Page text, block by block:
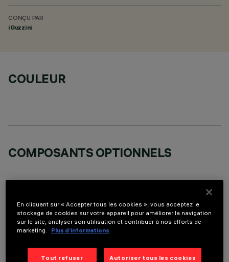
CONÇU PAR
iGuzzini
COULEUR
COMPOSANTS OPTIONNELS
DONNÉES TECHNIQUES
En cliquant sur « Accepter tous les cookies », vous acceptez le
stockage de cookies sur votre appareil pour améliorer la navigation
sur le site, analyser son utilisation et contribuer à nos efforts de
marketing.
Plus d’informations
Tout refuser Autoriser tous les cookies